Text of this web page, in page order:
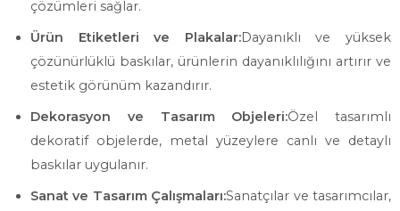
çözümleri sağlar.
Ürün Etiketleri ve Plakalar:Dayanıklı ve yüksek
çözünürlüklü baskılar, ürünlerin dayanıklılığını artırır ve
estetik görünüm kazandırır.
Dekorasyon ve Tasarım Objeleri:Özel tasarımlı
dekoratif objelerde, metal yüzeylere canlı ve detaylı
baskılar uygulanır.
Sanat ve Tasarım Çalışmaları:Sanatçılar ve tasarımcılar,